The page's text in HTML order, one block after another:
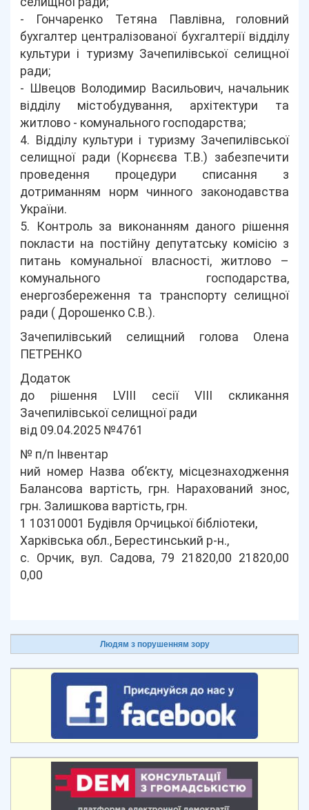
- Гончаренко Тетяна Павлівна, головний
бухгалтер централізованої бухгалтерії відділу
культури і туризму Зачепилівської селищної
ради;
- Швецов Володимир Васильович, начальник
відділу містобудування, архітектури та
житлово - комунального господарства;
4. Відділу культури і туризму Зачепилівської
селищної ради (Корнєєва Т.В.) забезпечити
проведення процедури списання з
дотриманням норм чинного законодавства
України.
5. Контроль за виконанням даного рішення
покласти на постійну депутатську комісію з
питань комунальної власності, житлово –
комунального господарства,
енергозбереження та транспорту селищної
ради ( Дорошенко С.В.).
Зачепилівський селищний голова Олена
ПЕТРЕНКО
Додаток
до рішення LVІІІ сесії VIII скликання
Зачепилівської селищної ради
від 09.04.2025 №4761
№ п/п Інвентар
ний номер Назва об’єкту, місцезнаходження
Балансова вартість, грн. Нарахований знос,
грн. Залишкова вартість, грн.
1 10310001 Будівля Орчицької бібліотеки,
Харківська обл., Берестинський р-н.,
с. Орчик, вул. Садова, 79 21820,00 21820,00
0,00
Людям з порушенням зору